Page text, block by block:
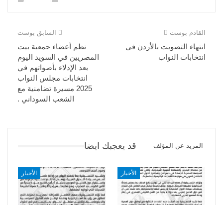
السابق بوست
نظم أعضاء جمعية بيت
المصريين في السويد اليوم
بعد الإدلاء بأصواتهم في
انتخابات مجلس النواب
2025 مسيرة تضامنية مع
الشعب السوداني .
القادم بوست
انتهاء التصويت بالأردن في
انتخابات النواب
قد يعجبك ايضا المزيد عن المؤلف
الأخبار الأخبار